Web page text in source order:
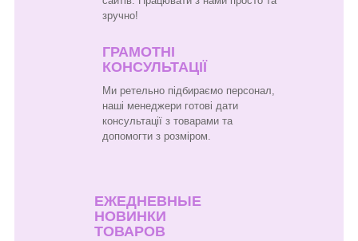
зручно!
ГРАМОТНІ
КОНСУЛЬТАЦІЇ
Ми ретельно підбираємо персонал,
наші менеджери готові дати
консультації з товарами та
допомогти з розміром.
ЕЖЕДНЕВНЫЕ
НОВИНКИ
ТОВАРОВ